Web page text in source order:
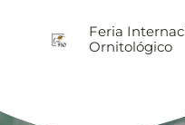
Feria
Ornitológico